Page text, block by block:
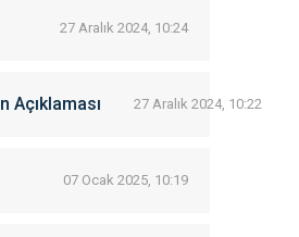
27 Aralık 2024, 10:24
Açıklaması 27 Aralık 2024, 10:22
07 Ocak 2025, 10:19